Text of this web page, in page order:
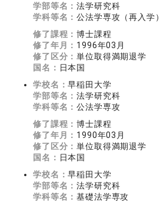
学部等名：法学研究科
学科等名：公法学専攻（再入学）
修了課程：博士課程
修了年月： 1996年03月
修了区分：単位取得満期退学
国名： 日本国
学校名：早稲田大学
学部等名：法学研究科
学科等名：公法学専攻
修了課程：博士課程
修了年月： 1990年03月
修了区分：単位取得満期退学
国名： 日本国
学校名：早稲田大学
学部等名：法学研究科
学科等名：基礎法学専攻